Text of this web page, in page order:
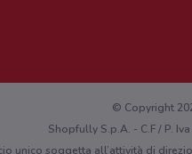
© Copyright
Shopfully S.p.A. - C.F / P.
unico soggetta all’attività di